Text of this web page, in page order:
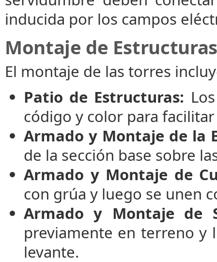
inducida por los campos
Montaje de
El montaje de las torres
Patio de Estructuras:
código y color para
Armado y Montaje de la
de la sección base sobre
Armado y Montaje de
con grúa y luego se unen
Armado y Montaje de
previamente en terreno y
levante.